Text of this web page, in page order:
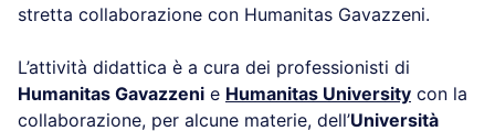
stretta collaborazione con Humanitas Gavazzeni.
L’attività didattica è a cura dei professionisti di
Humanitas Gavazzeni e Humanitas University con la
collaborazione, per alcune materie, dell’Università